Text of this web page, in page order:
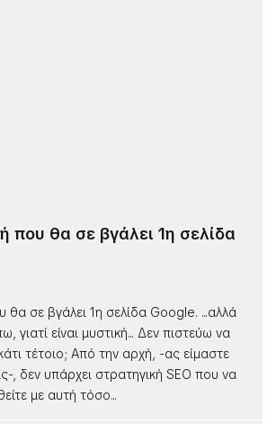
που θα σε βγάλει 1η σελίδα
θα σε βγάλει 1η σελίδα Google. ...αλλά
γιατί είναι μυστική... Δεν πιστεύω να
τέτοιο; Από την αρχή, -ας είμαστε
, δεν υπάρχει στρατηγική SEO που να
με αυτή τόσο...